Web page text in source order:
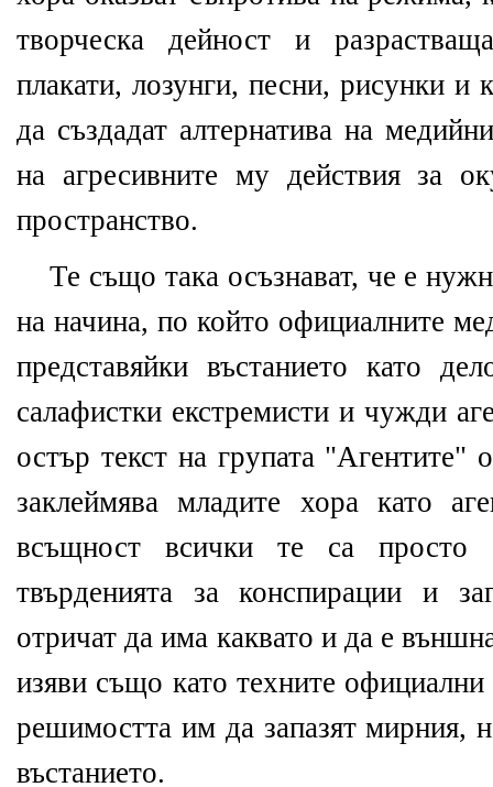
творческа дейност и
плакати, лозунги, песни, рисунки и
да създадат алтернатива на
на агресивните му действия за
пространство.
Те също така осъзнават, че е
на начина, по който официалните
представяйки въстанието като
салафистки екстремисти и чужди
остър текст на групата "Агентите"
заклеймява младите хора като
всъщност всички те са
твърденията за конспирации и
отричат да има каквато и да е
изяви също като техните официални
решимостта им да запазят мирния,
въстанието.